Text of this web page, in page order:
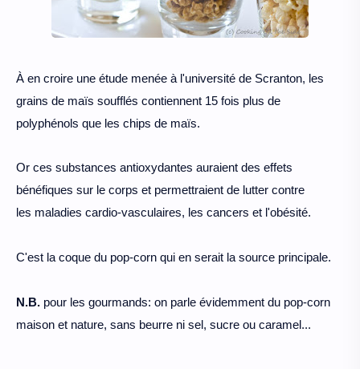
À en croire une étude menée à l'université de Scranton, les
grains de maïs soufflés contiennent 15 fois plus de
polyphénols que les chips de maïs.
Or ces substances antioxydantes auraient des effets
bénéfiques sur le corps et permettraient de lutter contre
les maladies cardio-vasculaires, les cancers et l'obésité.
C'est la coque du pop-corn qui en serait la source principale.
N.B. pour les gourmands: on parle évidemment du pop-corn
maison et nature, sans beurre ni sel, sucre ou caramel...